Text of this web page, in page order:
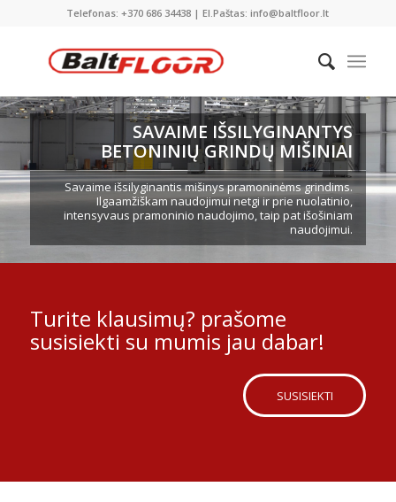
Telefonas: +370 686 34438 | El.Paštas: info@baltfloor.lt
SAVAIME IŠSILYGINANTYS
BETONINIŲ GRINDŲ MIŠINIAI
Savaime išsilyginantis mišinys pramoninėms grindims.
Ilgaamžiškam naudojimui netgi ir prie nuolatinio,
intensyvaus pramoninio naudojimo, taip pat išošiniam
naudojimui.
Turite klausimų? prašome
susisiekti su mumis jau dabar!
SUSISIEKTI